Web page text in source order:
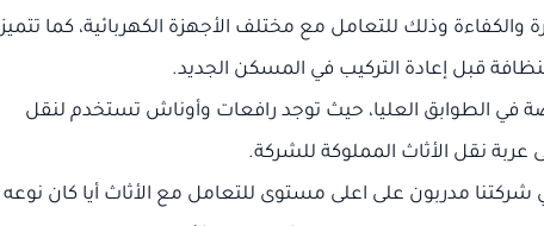
وذلك للتعامل مع مختلف الأجهزة الكهربائية، كما تتميز
قبل إعادة التركيب في المسكن الجديد.
في الطوابق العليا، حيث توجد رافعات وأوناش تستخدم لنقل
نقل الأثاث المملوكة للشركة.
مدربون على اعلى مستوى للتعامل مع الأثاث أيا كان نوعه